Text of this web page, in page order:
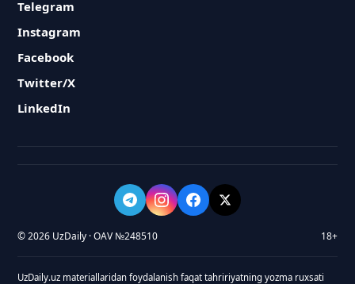
Telegram
Instagram
Facebook
Twitter/X
LinkedIn
© 2026 UzDaily · OAV №248510 18+
UzDaily.uz materiallaridan foydalanish faqat tahririyatning yozma ruxsati